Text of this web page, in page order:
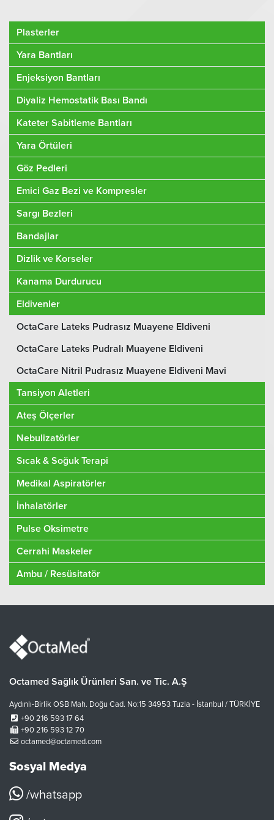
Plasterler
Yara Bantları
Enjeksiyon Bantları
Diyaliz Hemostatik Bası Bandı
Kateter Sabitleme Bantları
Yara Örtüleri
Göz Pedleri
Emici Gaz Bezi ve Kompresler
Sargı Bezleri
Bandajlar
Dizlik ve Korseler
Kanama Durdurucu
Eldivenler
OctaCare Lateks Pudrasız Muayene Eldiveni
OctaCare Lateks Pudralı Muayene Eldiveni
OctaCare Nitril Pudrasız Muayene Eldiveni Mavi
Tansiyon Aletleri
Ateş Ölçerler
Nebulizatörler
Sıcak & Soğuk Terapi
Medikal Aspiratörler
İnhalatörler
Pulse Oksimetre
Cerrahi Maskeler
Ambu / Resüsitatör
Octamed Sağlık Ürünleri San. ve Tic. A.Ş
Aydınlı-Birlik OSB Mah. Doğu Cad. No:15 34953 Tuzla - İstanbul / TÜRKİYE
+90 216 593 17 64
+90 216 593 12 70
octamed@octamed.com
Sosyal Medya
/whatsapp